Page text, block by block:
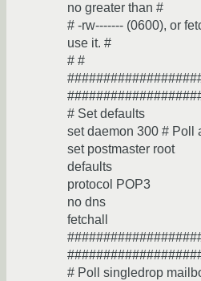
no greater than #
# -rw------- (0600), or
use it. #
# #
# Set defaults
set daemon 300 # Poll
set postmaster root
defaults
protocol POP3
no dns
fetchall
# Poll singledrop